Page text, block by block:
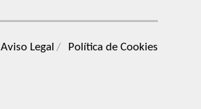
Aviso Legal Política de Cookies